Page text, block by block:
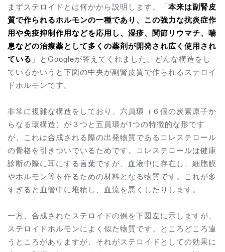
まずステロイドとは何かから説明します。「本来は副腎皮
質で作られるホルモンの一種であり、この強力な抗炎症作
用や免疫抑制作用などを応用し、湿疹、関節リウマチ、喘
息などの治療薬として多くの薬剤が開発され広く使用され
ている 」とGoogleが答えてくれました。どんな構造をし
ているかいうと下図の中央が副腎皮質で作られるステロイ
ドホルモンです。
非常に複雑な構造をしており、六員環（６個の炭素原子か
らなる環構造）が３つと五員環が1つの特徴的な形です
が、これは合成される際の出発物質であるコレステロール
の骨格を引きついでいるためです。コレステロールは健康
診断の際に耳にする言葉ですが、血液中に存在し、細胞膜
やホルモン等を作るための材料となる物質です。これが多
すぎると血管中に堆積し、血流を悪くしたりします。
一方、合成されたステロイドの例を下図左に示しますが、
ステロイドホルモンによく似た物質です。ところどころ違
うところがありますが、それがステロイドとしての効果に